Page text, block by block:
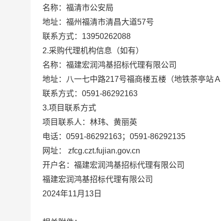
名称： 福清市公安局
地址： 福州福清市清昌大道57号
联系方式： 13950262088
2.采购代理机构信息（如有）
名称： 福建宏润鸿基招标代理有限公司
地址：
八一七中路217号福商楼五楼（地铁茶亭站
联系方式： 0591-86292163
3.项目联系方式
项目联系人： 林玮、黄丽英
电话： 0591-86292163；0591-86292135
网址： zfcg.czt.fujian.gov.cn
开户名： 福建宏润鸿基招标代理有限公司
福建宏润鸿基招标代理有限公司
2024年11月13日